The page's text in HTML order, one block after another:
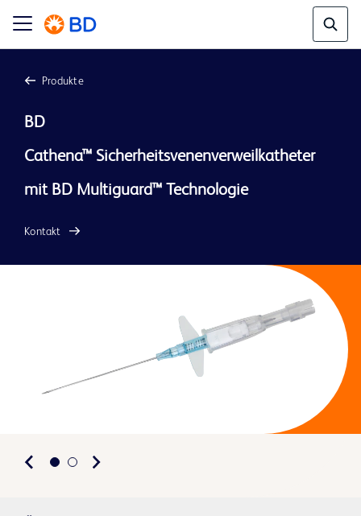
Produkte
BD
Cathena™ Sicherheitsvenenverweilkatheter
mit BD Multiguard™ Technologie
Kontakt